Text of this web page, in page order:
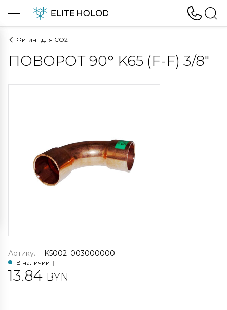
Фитинг для CO2
ПОВОРОТ 90° K65 (F-F) 3/8"
Артикул K5002_003000000
В наличии | 11
13.84 BYN